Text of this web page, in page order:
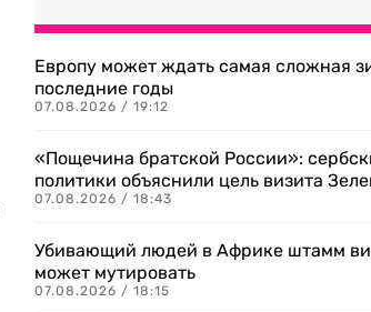
Европу может ждать самая сложная
последние годы
07.08.2026 / 19:12
«Пощечина братской России»:
политики объяснили цель визита
07.08.2026 / 18:43
Убивающий людей в Африке штамм
может мутировать
07.08.2026 / 18:15